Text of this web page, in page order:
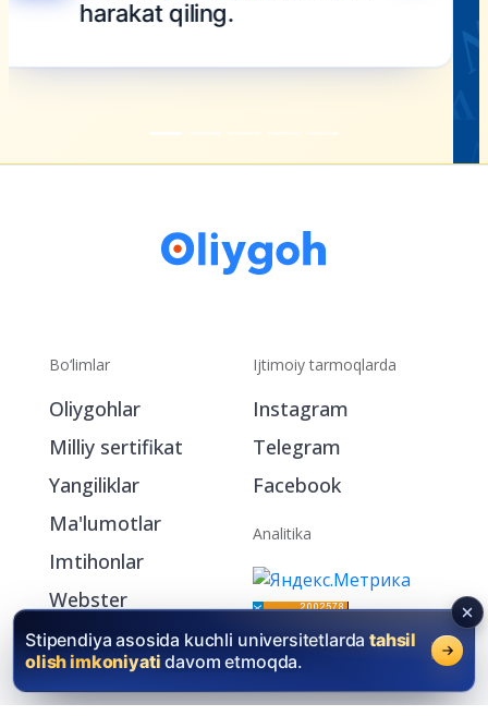
Bo‘limlar
Oliygohlar
Milliy sertifikat
Yangiliklar
Ma'lumotlar
Imtihonlar
Webster
My.Oliygoh.uz
Ijtimoiy tarmoqlarda
Instagram
Telegram
Facebook
Analitika
Stipendiya asosida kuchli universitetlardatahsil
olish imkoniyati davom etmoqda.